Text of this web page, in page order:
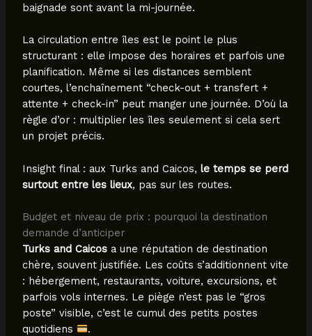
baignade sont avant la mi-journée.
La circulation entre îles est le point le plus
structurant : elle impose des horaires et parfois une
planification. Même si les distances semblent
courtes, l’enchaînement “check-out + transfert +
attente + check-in” peut manger une journée. D’où la
règle d’or : multiplier les îles seulement si cela sert
un projet précis.
Insight final : aux Turks and Caicos, le temps se perd
surtout entre les lieux, pas sur les routes.
Budget et niveau de prix : pourquoi la destination
demande d’anticiper
Turks and Caicosa une réputation de destination
chère, souvent justifiée. Les coûts s’additionnent vite
: hébergement, restaurants, voiture, excursions, et
parfois vols internes. Le piège n’est pas le “gros
poste” visible, c’est le cumul des petits postes
quotidiens
.